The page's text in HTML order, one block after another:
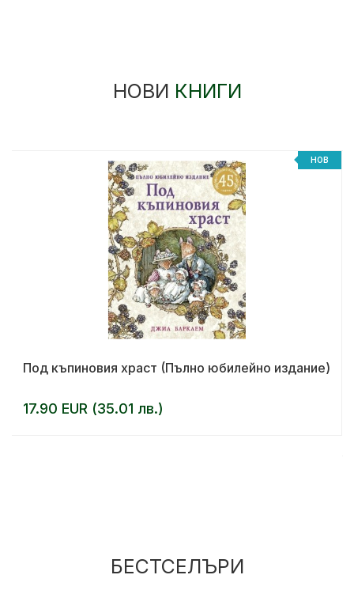
НОВИ КНИГИ
НОВ
Под къпиновия храст (Пълно юбилейно издание)
17.90 EUR (35.01 лв.)
БЕСТСЕЛЪРИ